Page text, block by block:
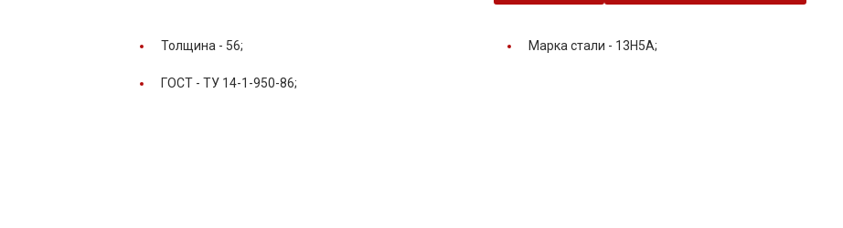
Толщина - 56; Марка стали - 13Н5А;
ГОСТ - ТУ 14-1-950-86;